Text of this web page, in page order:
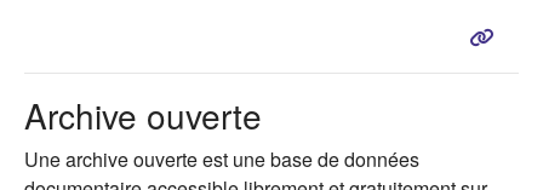
Archive ouverte
Une archive ouverte est une base de données